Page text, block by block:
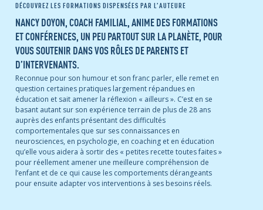
DÉCOUVREZ LES FORMATIONS DISPENSÉES PAR L’AUTEURE
NANCY DOYON, COACH FAMILIAL, ANIME DES FORMATIONS
ET CONFÉRENCES, UN PEU PARTOUT SUR LA PLANÈTE, POUR
VOUS SOUTENIR DANS VOS RÔLES DE PARENTS ET
D’INTERVENANTS.
Reconnue pour son humour et son franc parler, elle remet en
question certaines pratiques largement répandues en
éducation et sait amener la réflexion « ailleurs ». C’est en se
basant autant sur son expérience terrain de plus de 28 ans
auprès des enfants présentant des difficultés
comportementales que sur ses connaissances en
neurosciences, en psychologie, en coaching et en éducation
qu’elle vous aidera à sortir des « petites recette toutes faites »
pour réellement amener une meilleure compréhension de
l’enfant et de ce qui cause les comportements dérangeants
pour ensuite adapter vos interventions à ses besoins réels.